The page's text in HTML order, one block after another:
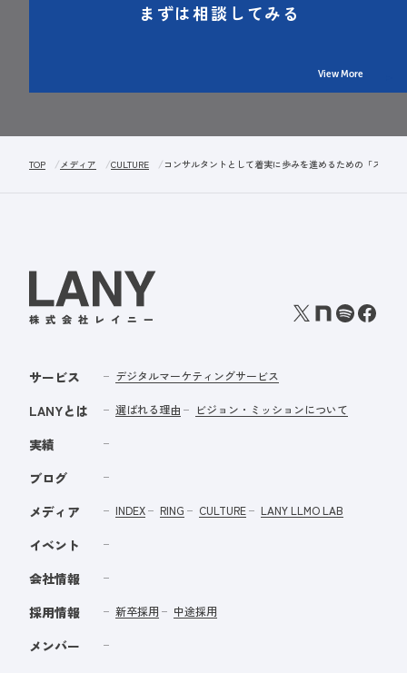
まずは相談してみる
View More
TOP メディア CULTURE コンサルタントとして着実に歩みを進めるための「スキル
サービス デジタルマーケティングサービス
LANYとは 選ばれる理由 ビジョン・ミッションについて
実績
ブログ
メディア
INDEX RING CULTURE LANY LLMO LAB
イベント
会社情報
採用情報
新卒採用 中途採用
メンバー